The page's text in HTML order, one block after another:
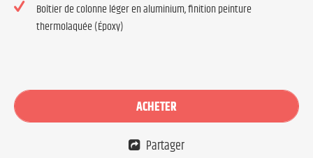
Boîtier de colonne léger en aluminium, finition peinture
thermolaquée (Époxy)
ACHETER
Partager